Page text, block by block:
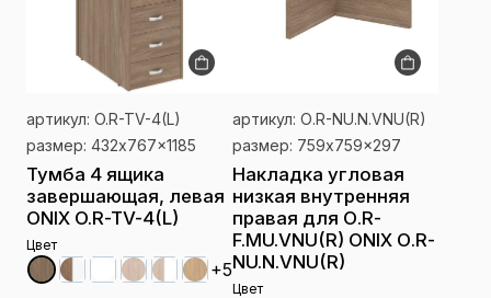
артикул: O.R-TV-4(L)
размер: 432x767x1185
Тумба 4 ящика
завершающая, левая
ONIX O.R-TV-4(L)
Цвет
+5
артикул: О.R-NU.N.VNU(R)
размер: 759x759x297
Накладка угловая
низкая внутренняя
правая для О.R-
F.MU.VNU(R) ONIX О.R-
NU.N.VNU(R)
Цвет